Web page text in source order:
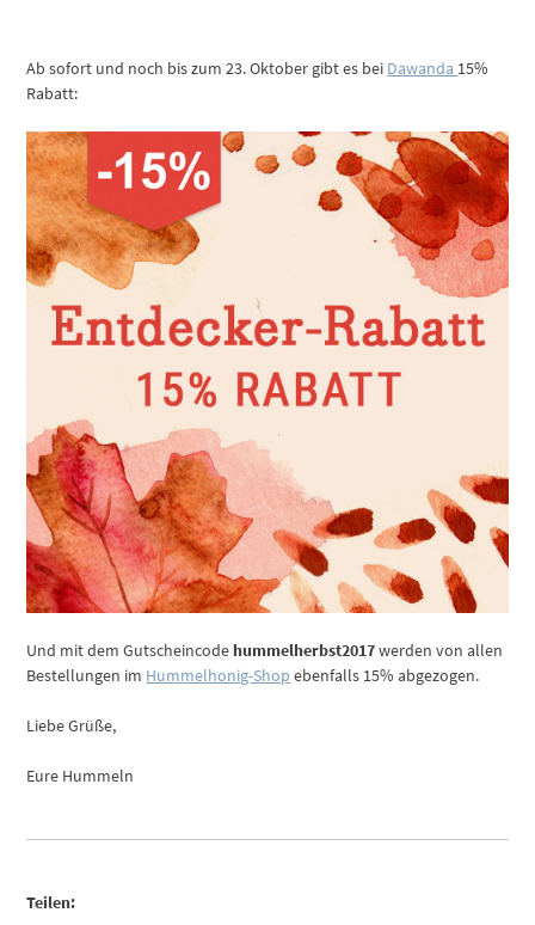
Ab sofort und noch bis zum 23. Oktober gibt es bei Dawanda 15%
Rabatt:
Und mit dem Gutscheincode hummelherbst2017werden von allen
Bestellungen im Hummelhonig-Shop ebenfalls 15% abgezogen.
Liebe Grüße,
Eure Hummeln
Teilen: